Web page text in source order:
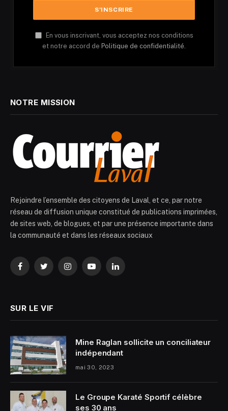
En vous inscrivant, vous acceptez nos conditions
et notre accord de Politique de confidentialité.
NOTRE MISSION
Rejoindre l’ensemble des citoyens de Laval, et ce, par notre
réseau de diffusion unique constitué de publications imprimées,
de sites web, de blogues, et par une présence importante dans
la communauté et dans les réseaux sociaux
FacebookTwitterInstagramYouTubeLinkedIn
SUR LE VIF
Mine Raglan sollicite un conciliateur
indépendant
mai 30, 2023
Le Groupe Karaté Sportif célèbre
ses 30 ans